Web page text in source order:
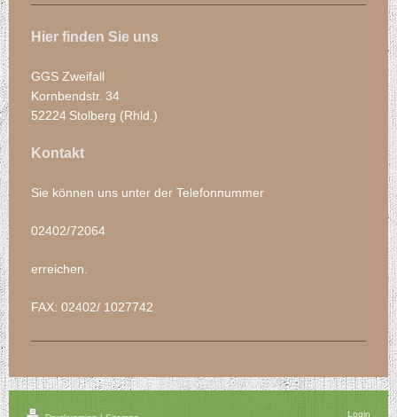
Hier finden Sie uns
GGS Zweifall
Kornbendstr. 34
52224 Stolberg (Rhld.)
Kontakt
Sie können uns unter der Telefonnummer
02402/72064
erreichen.
FAX: 02402/ 1027742
Login